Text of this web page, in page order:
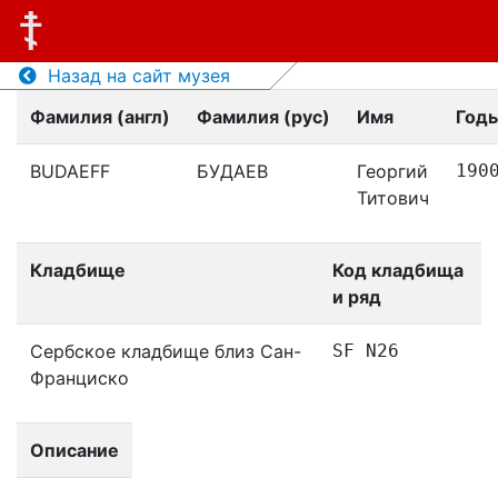
Назад на сайт музея
Фамилия (англ)
Фамилия (рус) Имя
BUDAEFF БУДАЕВ
Георгий
Титович
Кладбище
Код кладбища
и ряд
Сербское кладбище близ Сан-
Франциско
SF N26
Описание